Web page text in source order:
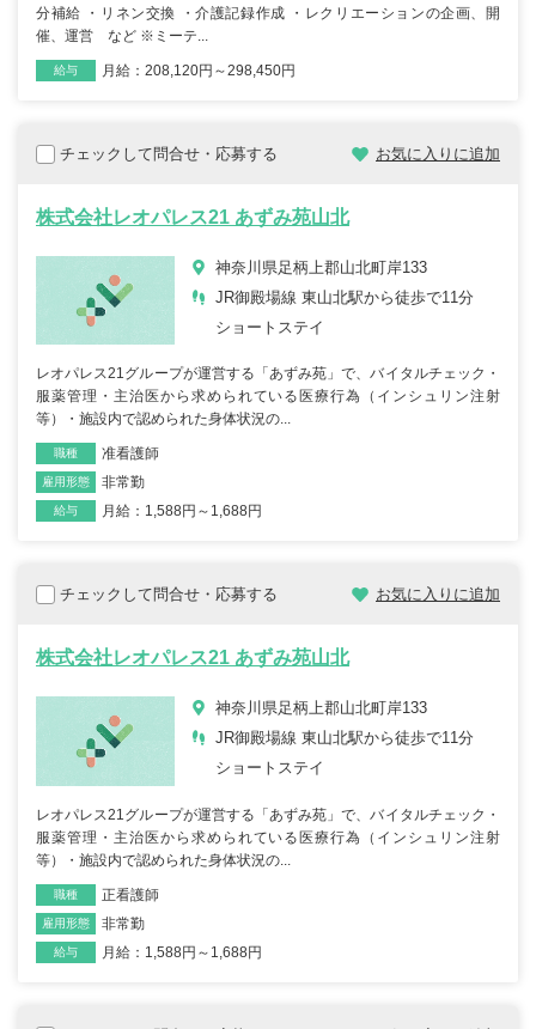
分補給 ・リネン交換 ・介護記録作成 ・レクリエーションの企画、開
催、運営 など ※ミーテ...
職種
雇用形態
給与 月給：208,120円～298,450円
チェックして問合せ・応募する お気に入りに追加
株式会社レオパレス21 あずみ苑山北
神奈川県足柄上郡山北町岸133
JR御殿場線 東山北駅から徒歩で11分
ショートステイ
レオパレス21グループが運営する「あずみ苑」で、バイタルチェック・
服薬管理・主治医から求められている医療行為（インシュリン注射
等）・施設内で認められた身体状況の...
職種 准看護師
雇用形態 非常勤
給与 月給：1,588円～1,688円
チェックして問合せ・応募する お気に入りに追加
株式会社レオパレス21 あずみ苑山北
神奈川県足柄上郡山北町岸133
JR御殿場線 東山北駅から徒歩で11分
ショートステイ
レオパレス21グループが運営する「あずみ苑」で、バイタルチェック・
服薬管理・主治医から求められている医療行為（インシュリン注射
等）・施設内で認められた身体状況の...
職種 正看護師
雇用形態 非常勤
給与 月給：1,588円～1,688円